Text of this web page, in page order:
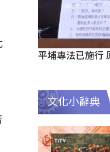
平埔專法已施行
文化小辭典